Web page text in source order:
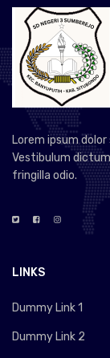
Lorem ipsum
Vestibulum
fringilla odio.
LINKS
Dummy Link 1
Dummy Link 2